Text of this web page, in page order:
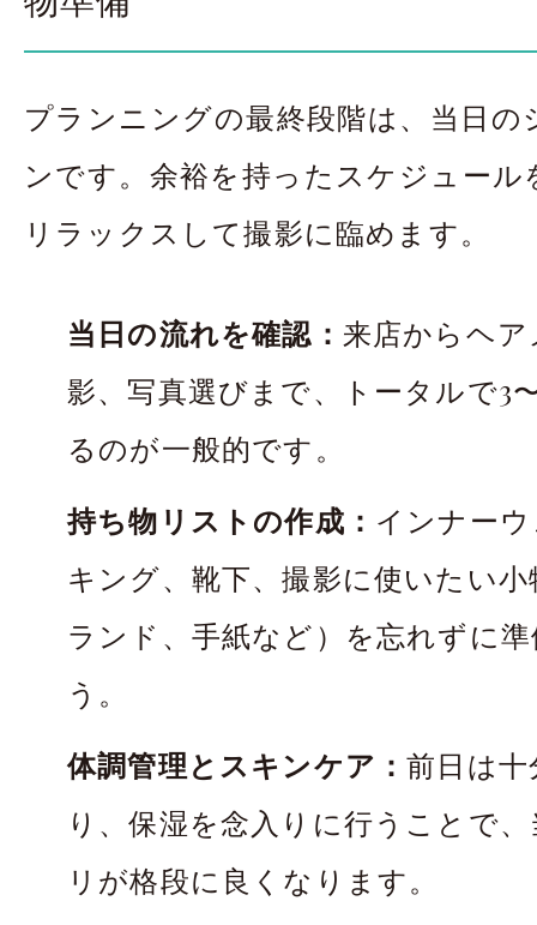
プランニングの最終段階は、当日の
ンです。余裕を持ったスケジュー
リラックスして撮影に臨めます。
当日の流れを確認： 来店からヘ
影、写真選びまで、トータルで3
るのが一般的です。
持ち物リストの作成： インナー
キング、靴下、撮影に使いたい
ランド、手紙など）を忘れずに
う。
体調管理とスキンケア：前日は
り、保湿を念入りに行うことで
リが格段に良くなります。